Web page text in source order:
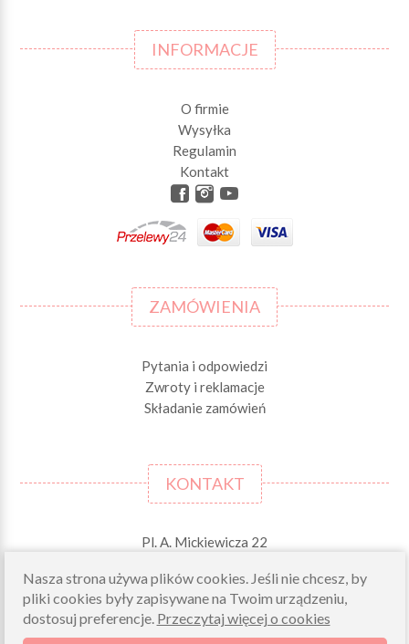
INFORMACJE
O firmie
Wysyłka
Regulamin
Kontakt
ZAMÓWIENIA
Pytania i odpowiedzi
Zwroty i reklamacje
Składanie zamówień
KONTAKT
Pl. A. Mickiewicza 22
Odbiory osobiste (zamówienia opłacone on-line)
pn-pt 10.00-16.00
Nasza strona używa plików cookies. Jeśli nie chcesz, by
pliki cookies były zapisywane na Twoim urządzeniu,
dostosuj preferencje. Przeczytaj więcej o cookies